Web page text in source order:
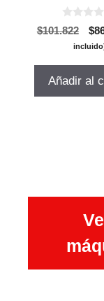
0
d
$101.822
El
era:
$
Añadir al